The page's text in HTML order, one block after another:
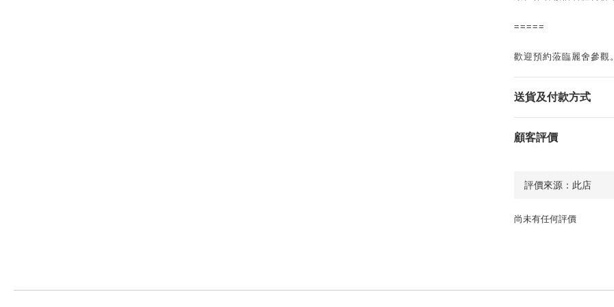
=====
歡迎預約蒞臨麗舍參觀
送貨及付款方式
顧客評價
尚未有任何評價